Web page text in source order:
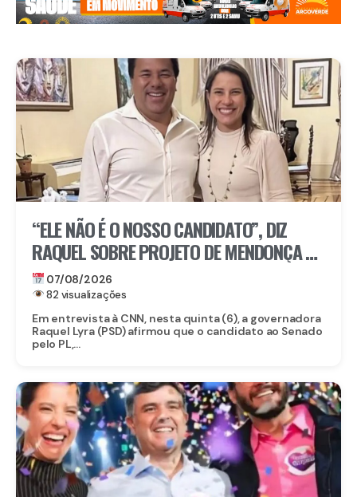
“ELE NÃO É O NOSSO CANDIDATO”, DIZ
RAQUEL SOBRE PROJETO DE MENDONÇA AO
SENADO
07/08/2026
82 visualizações
Em entrevista à CNN, nesta quinta (6), a governadora
Raquel Lyra (PSD) afirmou que o candidato ao Senado
pelo PL,...